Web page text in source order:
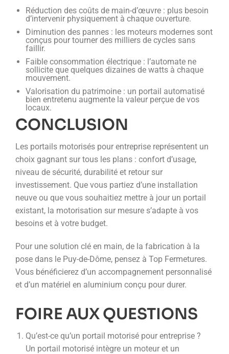
Réduction des coûts de main-d’œuvre : plus besoin
d’intervenir physiquement à chaque ouverture.
Diminution des pannes : les moteurs modernes sont
conçus pour tourner des milliers de cycles sans
faillir.
Faible consommation électrique : l’automate ne
sollicite que quelques dizaines de watts à chaque
mouvement.
Valorisation du patrimoine : un portail automatisé
bien entretenu augmente la valeur perçue de vos
locaux.
CONCLUSION
Les portails motorisés pour entreprise représentent un
choix gagnant sur tous les plans : confort d’usage,
niveau de sécurité, durabilité et retour sur
investissement. Que vous partiez d’une installation
neuve ou que vous souhaitiez mettre à jour un portail
existant, la motorisation sur mesure s’adapte à vos
besoins et à votre budget.
Pour une solution clé en main, de la fabrication à la
pose dans le Puy-de-Dôme, pensez à Top Fermetures.
Vous bénéficierez d’un accompagnement personnalisé
et d’un matériel en aluminium conçu pour durer.
FOIRE AUX QUESTIONS
Qu’est-ce qu’un portail motorisé pour entreprise ?
Un portail motorisé intègre un moteur et un